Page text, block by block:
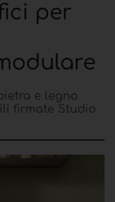
per
e legno
firmate Studio